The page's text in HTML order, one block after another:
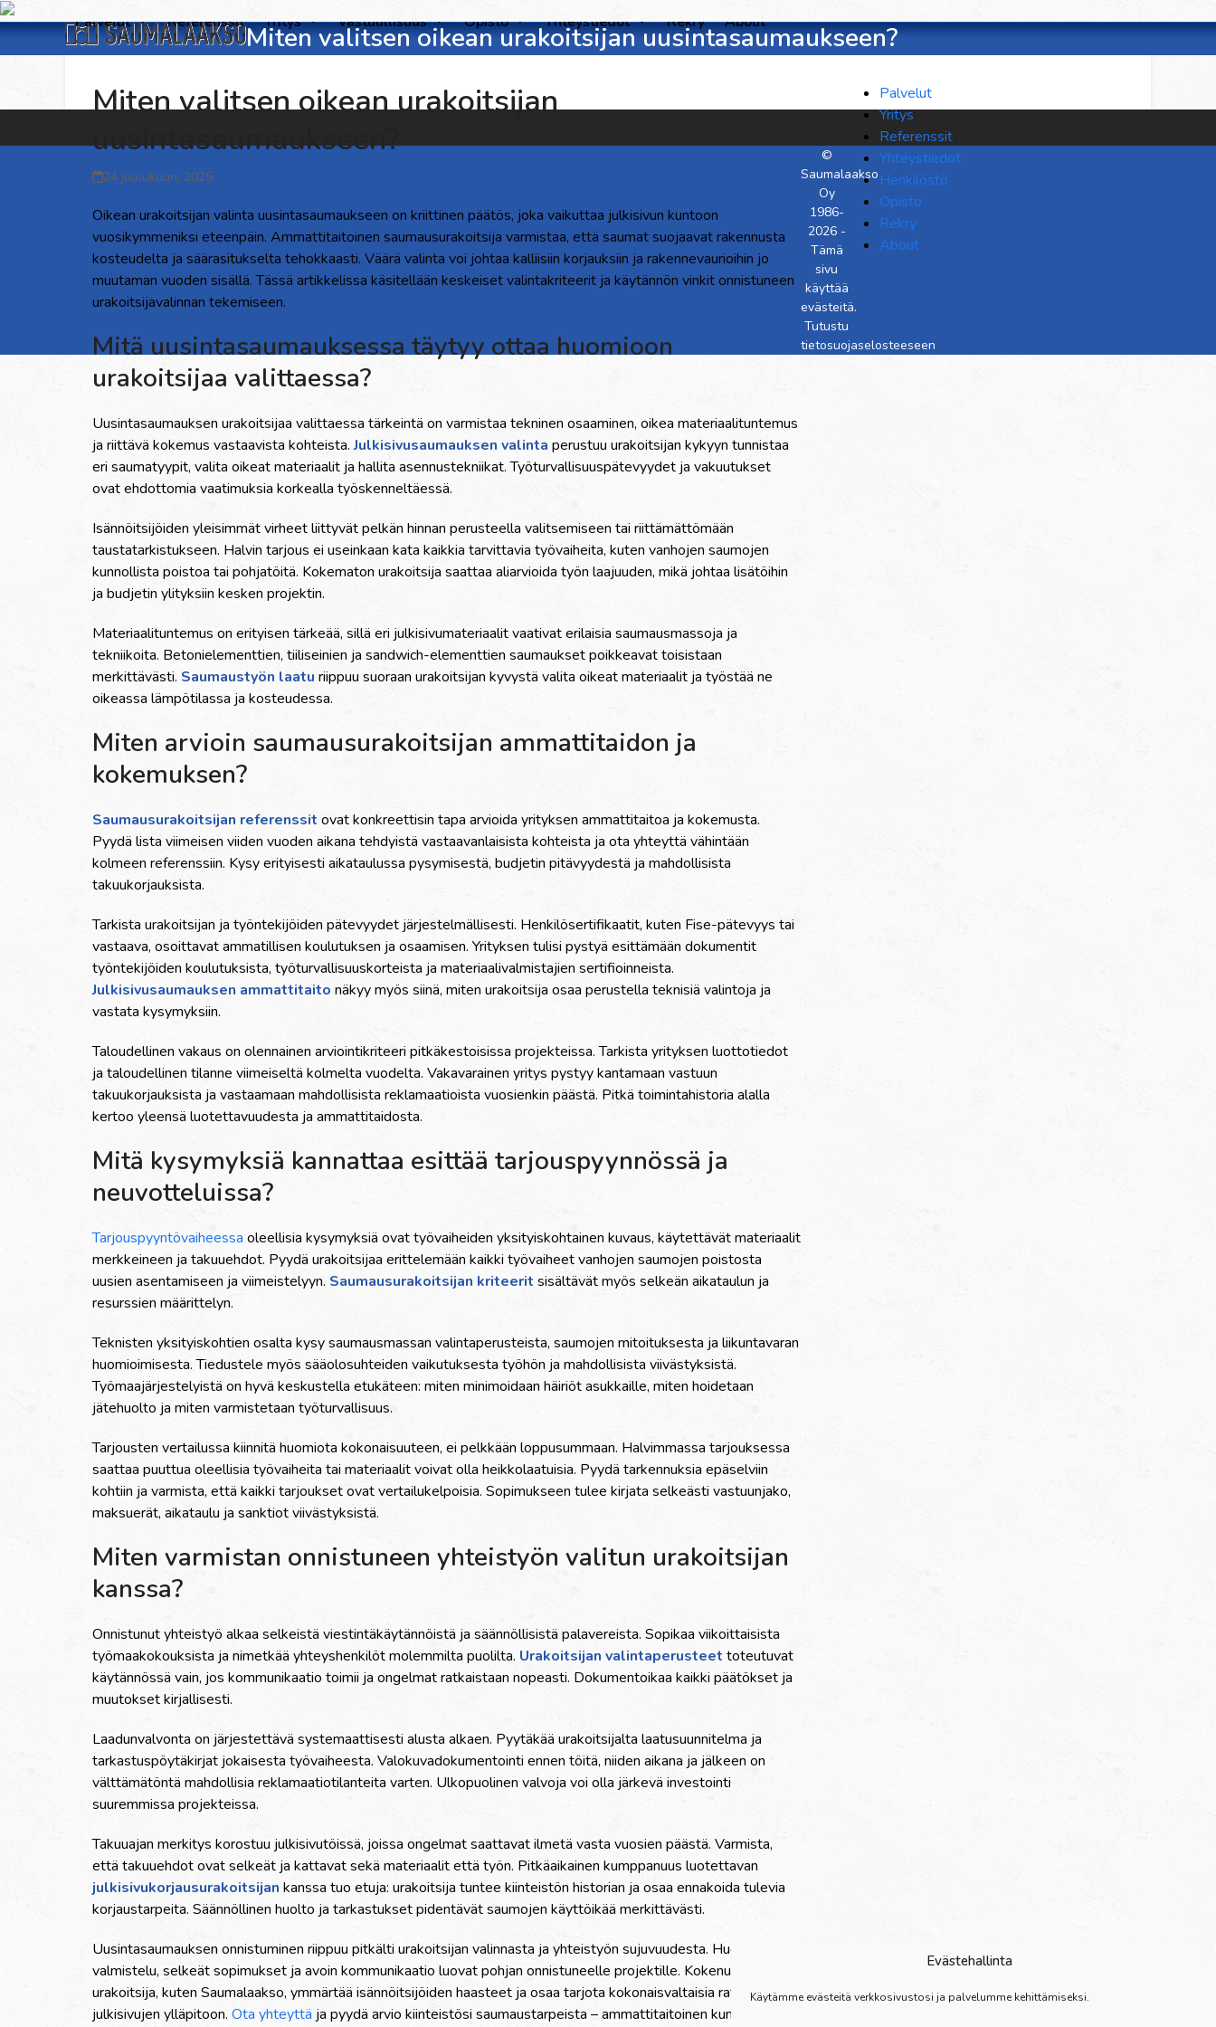
Evästehallinta
Käytämme evästeitä verkkosivustosi ja palvelumme kehittämiseksi.
Skip
to
content
Palvelut Referenssit Yritys Vastuullisuus Opisto Yhteystiedot Rekry About
Miten valitsen oikean urakoitsijan uusintasaumaukseen?
Miten valitsen oikean urakoitsijan
uusintasaumaukseen?
24 joulukuun, 2025
Oikean urakoitsijan valinta uusintasaumaukseen on kriittinen päätös, joka vaikuttaa julkisivun kuntoon
vuosikymmeniksi eteenpäin. Ammattitaitoinen saumausurakoitsija varmistaa, että saumat suojaavat rakennusta
kosteudelta ja säärasitukselta tehokkaasti. Väärä valinta voi johtaa kalliisiin korjauksiin ja rakennevaurioihin jo
muutaman vuoden sisällä. Tässä artikkelissa käsitellään keskeiset valintakriteerit ja käytännön vinkit onnistuneen
urakoitsijavalinnan tekemiseen.
Mitä uusintasaumauksessa täytyy ottaa huomioon
urakoitsijaa valittaessa?
Uusintasaumauksen urakoitsijaa valittaessa tärkeintä on varmistaa tekninen osaaminen, oikea materiaalituntemus
ja riittävä kokemus vastaavista kohteista.Julkisivusaumauksen valinta perustuu urakoitsijan kykyyn tunnistaa
eri saumatyypit, valita oikeat materiaalit ja hallita asennustekniikat. Työturvallisuuspätevyydet ja vakuutukset
ovat ehdottomia vaatimuksia korkealla työskenneltäessä.
Isännöitsijöiden yleisimmät virheet liittyvät pelkän hinnan perusteella valitsemiseen tai riittämättömään
taustatarkistukseen. Halvin tarjous ei useinkaan kata kaikkia tarvittavia työvaiheita, kuten vanhojen saumojen
kunnollista poistoa tai pohjatöitä. Kokematon urakoitsija saattaa aliarvioida työn laajuuden, mikä johtaa lisätöihin
ja budjetin ylityksiin kesken projektin.
Materiaalituntemus on erityisen tärkeää, sillä eri julkisivumateriaalit vaativat erilaisia saumausmassoja ja
tekniikoita. Betonielementtien, tiiliseinien ja sandwich-elementtien saumaukset poikkeavat toisistaan
merkittävästi. Saumaustyön laatu riippuu suoraan urakoitsijan kyvystä valita oikeat materiaalit ja työstää ne
oikeassa lämpötilassa ja kosteudessa.
Miten arvioin saumausurakoitsijan ammattitaidon ja
kokemuksen?
Saumausurakoitsijan referenssit ovat konkreettisin tapa arvioida yrityksen ammattitaitoa ja kokemusta.
Pyydä lista viimeisen viiden vuoden aikana tehdyistä vastaavanlaisista kohteista ja ota yhteyttä vähintään
kolmeen referenssiin. Kysy erityisesti aikataulussa pysymisestä, budjetin pitävyydestä ja mahdollisista
takuukorjauksista.
Tarkista urakoitsijan ja työntekijöiden pätevyydet järjestelmällisesti. Henkilösertifikaatit, kuten Fise-pätevyys tai
vastaava, osoittavat ammatillisen koulutuksen ja osaamisen. Yrityksen tulisi pystyä esittämään dokumentit
työntekijöiden koulutuksista, työturvallisuuskorteista ja materiaalivalmistajien sertifioinneista.
Julkisivusaumauksen ammattitaito näkyy myös siinä, miten urakoitsija osaa perustella teknisiä valintoja ja
vastata kysymyksiin.
Taloudellinen vakaus on olennainen arviointikriteeri pitkäkestoisissa projekteissa. Tarkista yrityksen luottotiedot
ja taloudellinen tilanne viimeiseltä kolmelta vuodelta. Vakavarainen yritys pystyy kantamaan vastuun
takuukorjauksista ja vastaamaan mahdollisista reklamaatioista vuosienkin päästä. Pitkä toimintahistoria alalla
kertoo yleensä luotettavuudesta ja ammattitaidosta.
Mitä kysymyksiä kannattaa esittää tarjouspyynnössä ja
neuvotteluissa?
Tarjouspyyntövaiheessa oleellisia kysymyksiä ovat työvaiheiden yksityiskohtainen kuvaus, käytettävät materiaalit
merkkeineen ja takuuehdot. Pyydä urakoitsijaa erittelemään kaikki työvaiheet vanhojen saumojen poistosta
uusien asentamiseen ja viimeistelyyn. Saumausurakoitsijan kriteerit sisältävät myös selkeän aikataulun ja
resurssien määrittelyn.
Teknisten yksityiskohtien osalta kysy saumausmassan valintaperusteista, saumojen mitoituksesta ja liikuntavaran
huomioimisesta. Tiedustele myös sääolosuhteiden vaikutuksesta työhön ja mahdollisista viivästyksistä.
Työmaajärjestelyistä on hyvä keskustella etukäteen: miten minimoidaan häiriöt asukkaille, miten hoidetaan
jätehuolto ja miten varmistetaan työturvallisuus.
Tarjousten vertailussa kiinnitä huomiota kokonaisuuteen, ei pelkkään loppusummaan. Halvimmassa tarjouksessa
saattaa puuttua oleellisia työvaiheita tai materiaalit voivat olla heikkolaatuisia. Pyydä tarkennuksia epäselviin
kohtiin ja varmista, että kaikki tarjoukset ovat vertailukelpoisia. Sopimukseen tulee kirjata selkeästi vastuunjako,
maksuerät, aikataulu ja sanktiot viivästyksistä.
Miten varmistan onnistuneen yhteistyön valitun urakoitsijan
kanssa?
Onnistunut yhteistyö alkaa selkeistä viestintäkäytännöistä ja säännöllisistä palavereista. Sopikaa viikoittaisista
työmaakokouksista ja nimetkää yhteyshenkilöt molemmilta puolilta. Urakoitsijan valintaperusteet toteutuvat
käytännössä vain, jos kommunikaatio toimii ja ongelmat ratkaistaan nopeasti. Dokumentoikaa kaikki päätökset ja
muutokset kirjallisesti.
Laadunvalvonta on järjestettävä systemaattisesti alusta alkaen. Pyytäkää urakoitsijalta laatusuunnitelma ja
tarkastuspöytäkirjat jokaisesta työvaiheesta. Valokuvadokumentointi ennen töitä, niiden aikana ja jälkeen on
välttämätöntä mahdollisia reklamaatiotilanteita varten. Ulkopuolinen valvoja voi olla järkevä investointi
suuremmissa projekteissa.
Takuuajan merkitys korostuu julkisivutöissä, joissa ongelmat saattavat ilmetä vasta vuosien päästä. Varmista,
että takuuehdot ovat selkeät ja kattavat sekä materiaalit että työn. Pitkäaikainen kumppanuus luotettavan
julkisivukorjausurakoitsijan kanssa tuo etuja: urakoitsija tuntee kiinteistön historian ja osaa ennakoida tulevia
korjaustarpeita. Säännöllinen huolto ja tarkastukset pidentävät saumojen käyttöikää merkittävästi.
Uusintasaumauksen onnistuminen riippuu pitkälti urakoitsijan valinnasta ja yhteistyön sujuvuudesta. Huolellinen
valmistelu, selkeät sopimukset ja avoin kommunikaatio luovat pohjan onnistuneelle projektille. Kokenut
urakoitsija, kuten Saumalaakso, ymmärtää isännöitsijöiden haasteet ja osaa tarjota kokonaisvaltaisia ratkaisuja
julkisivujen ylläpitoon. Ota yhteyttä ja pyydä arvio kiinteistösi saumaustarpeista – ammattitaitoinen kumppani
Palvelut
Yritys
Referenssit
Yhteystiedot
Henkilöstö
Opisto
Rekry
About
©
Saumalaakso
Oy
1986-
2026 -
Tämä
sivu
käyttää
evästeitä.
Tutustu
tietosuojaselosteeseen